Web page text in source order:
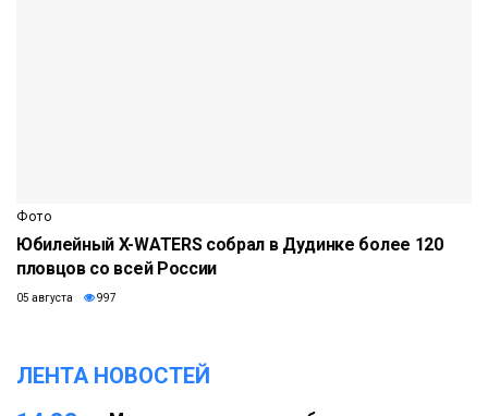
Фото
Юбилейный X-WATERS собрал в Дудинке более 120
пловцов со всей России
05 августа 997
ЛЕНТА НОВОСТЕЙ